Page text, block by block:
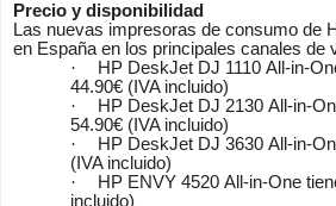
Precio y disponibilidad
Las nuevas impresoras de consumo de
en España en los principales canales de
·
HP DeskJet DJ 1110 All-in-
44.90€ (IVA incluido)
·
HP DeskJet DJ 2130 All-in-
54.90€ (IVA incluido)
·
HP DeskJet DJ 3630 All-in-
(IVA incluido)
·
HP ENVY 4520 All-in-One
incluido)